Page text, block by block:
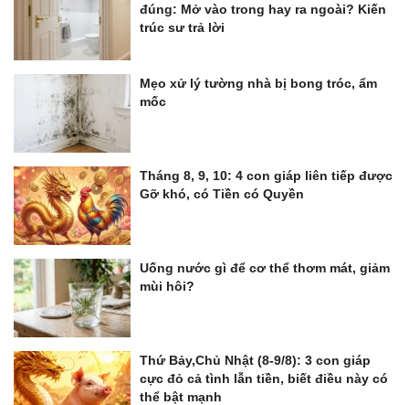
đúng: Mở vào trong hay ra ngoài? Kiến
trúc sư trả lời
Mẹo xử lý tường nhà bị bong tróc, ẩm
mốc
Tháng 8, 9, 10: 4 con giáp liên tiếp được
Gỡ khó, có Tiền có Quyền
Uống nước gì để cơ thể thơm mát, giảm
mùi hôi?
Thứ Bảy,Chủ Nhật (8-9/8): 3 con giáp
cực đỏ cả tình lẫn tiền, biết điều này có
thể bật mạnh